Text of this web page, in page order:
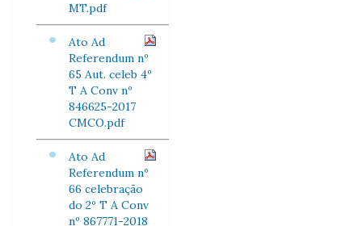
MT.pdf
Ato Ad
Referendum nº
65 Aut. celeb 4º
T A Conv nº
846625-2017
CMCO.pdf
Ato Ad
Referendum nº
66 celebração
do 2º T A Conv
nº 867771-2018